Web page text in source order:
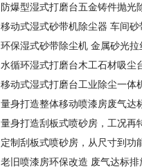
防爆型湿式打磨台五金铸件抛光
移动式湿式砂带机除尘器 车间砂
环保湿式砂带除尘机 金属砂光拉
水循环湿式打磨台木工石材吸尘
移动式湿式打磨台工业除尘一体
量身打造整体移动喷漆房废气达
量身打造刮板式喷砂房，工况再
定制刮板式喷砂房，从尺寸到功
老旧喷漆房环保改造 废气达标排